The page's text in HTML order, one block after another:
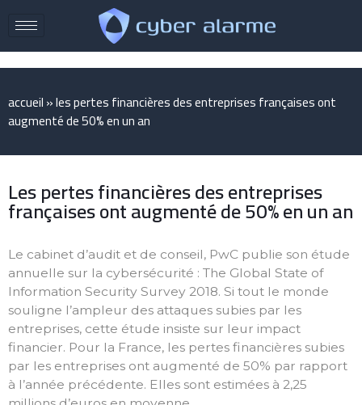
accueil»les pertes financières des entreprises françaises ont
augmenté de 50% en un an
Les pertes financières des entreprises
françaises ont augmenté de 50% en un an
Le cabinet d’audit et de conseil, PwC publie son étude
annuelle sur la cybersécurité : The Global State of
Information Security Survey 2018. Si tout le monde
souligne l’ampleur des attaques subies par les
entreprises, cette étude insiste sur leur impact
financier. Pour la France, les pertes financières subies
par les entreprises ont augmenté de 50% par rapport
à l’année précédente. Elles sont estimées à 2,25